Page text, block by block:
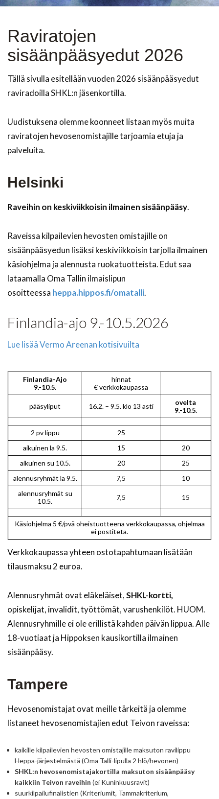
Raviratojen
sisäänpääsyedut 2026
Tällä sivulla esitellään vuoden 2026 sisäänpääsyedut
raviradoilla SHKL:n jäsenkortilla.
Uudistuksena olemme koonneet listaan myös muita
raviratojen hevosenomistajille tarjoamia etuja ja
palveluita.
Helsinki
Raveihin on keskiviikkoisin ilmainen sisäänpääsy.
Raveissa kilpailevien hevosten omistajille on
sisäänpääsyedun lisäksi keskiviikkoisin tarjolla ilmainen
käsiohjelma ja alennusta ruokatuotteista. Edut saa
lataamalla Oma Tallin ilmaislipun
osoitteessa heppa.hippos.fi/omatalli.
Finlandia-ajo 9.-10.5.2026
Lue lisää Vermo Areenan kotisivuilta
Finlandia-Ajo
9.-10.5.
hinnat
€ verkkokaupassa
pääsyliput 16.2. – 9.5. klo 13 asti
ovelta
9.-10.5.
2 pv lippu
25
aikuinen la 9.5.
15
20
aikuinen su 10.5.
20
25
alennusryhmät la 9.5.
7,5
10
alennusryhmät su
10.5.
7,5 15
Käsiohjelma 5 €/pvä oheistuotteena verkkokaupassa, ohjelmaa
ei postiteta.
Verkkokaupassa yhteen ostotapahtumaan lisätään
tilausmaksu 2 euroa.
Alennusryhmät ovat eläkeläiset,SHKL-kortti,
opiskelijat, invalidit, työttömät, varushenkilöt. HUOM.
Alennusryhmille ei ole erillistä kahden päivän lippua. Alle
18-vuotiaat ja Hippoksen kausikortilla ilmainen
sisäänpääsy.
Tampere
Hevosenomistajat ovat meille tärkeitä ja olemme
listaneet hevosenomistajien edut Teivon raveissa:
kaikille kilpailevien hevosten omistajille maksuton ravilippu
Heppa-järjestelmästä (Oma Talli-lipulla 2 hlö/hevonen)
SHKL:n hevosenomistajakortilla maksuton sisäänpääsy
kaikkiin Teivon raveihin (ei Kuninkuusravit)
suurkilpailufinalistien (Kriteriumit, Tammakriterium,